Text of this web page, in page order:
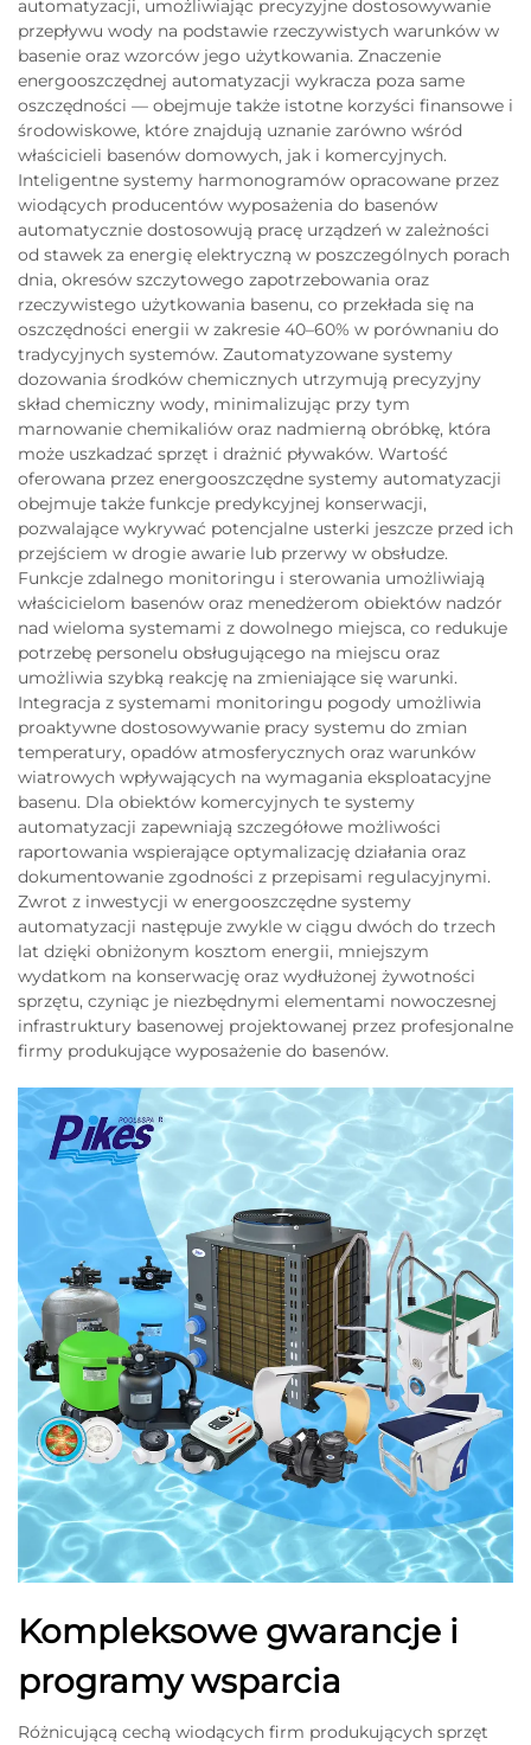
automatyzacji, umożliwiając precyzyjne dostosowywanie
przepływu wody na podstawie rzeczywistych warunków w
basenie oraz wzorców jego użytkowania. Znaczenie
energooszczędnej automatyzacji wykracza poza same
oszczędności — obejmuje także istotne korzyści finansowe i
środowiskowe, które znajdują uznanie zarówno wśród
właścicieli basenów domowych, jak i komercyjnych.
Inteligentne systemy harmonogramów opracowane przez
wiodących producentów wyposażenia do basenów
automatycznie dostosowują pracę urządzeń w zależności
od stawek za energię elektryczną w poszczególnych porach
dnia, okresów szczytowego zapotrzebowania oraz
rzeczywistego użytkowania basenu, co przekłada się na
oszczędności energii w zakresie 40–60% w porównaniu do
tradycyjnych systemów. Zautomatyzowane systemy
dozowania środków chemicznych utrzymują precyzyjny
skład chemiczny wody, minimalizując przy tym
marnowanie chemikaliów oraz nadmierną obróbkę, która
może uszkadzać sprzęt i drażnić pływaków. Wartość
oferowana przez energooszczędne systemy automatyzacji
obejmuje także funkcje predykcyjnej konserwacji,
pozwalające wykrywać potencjalne usterki jeszcze przed ich
przejściem w drogie awarie lub przerwy w obsłudze.
Funkcje zdalnego monitoringu i sterowania umożliwiają
właścicielom basenów oraz menedżerom obiektów nadzór
nad wieloma systemami z dowolnego miejsca, co redukuje
potrzebę personelu obsługującego na miejscu oraz
umożliwia szybką reakcję na zmieniające się warunki.
Integracja z systemami monitoringu pogody umożliwia
proaktywne dostosowywanie pracy systemu do zmian
temperatury, opadów atmosferycznych oraz warunków
wiatrowych wpływających na wymagania eksploatacyjne
basenu. Dla obiektów komercyjnych te systemy
automatyzacji zapewniają szczegółowe możliwości
raportowania wspierające optymalizację działania oraz
dokumentowanie zgodności z przepisami regulacyjnymi.
Zwrot z inwestycji w energooszczędne systemy
automatyzacji następuje zwykle w ciągu dwóch do trzech
lat dzięki obniżonym kosztom energii, mniejszym
wydatkom na konserwację oraz wydłużonej żywotności
sprzętu, czyniąc je niezbędnymi elementami nowoczesnej
infrastruktury basenowej projektowanej przez profesjonalne
firmy produkujące wyposażenie do basenów.
Kompleksowe gwarancje i
programy wsparcia
Różnicującą cechą wiodących firm produkujących sprzęt